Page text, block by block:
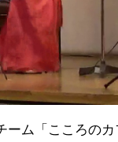
ム「こころのカ